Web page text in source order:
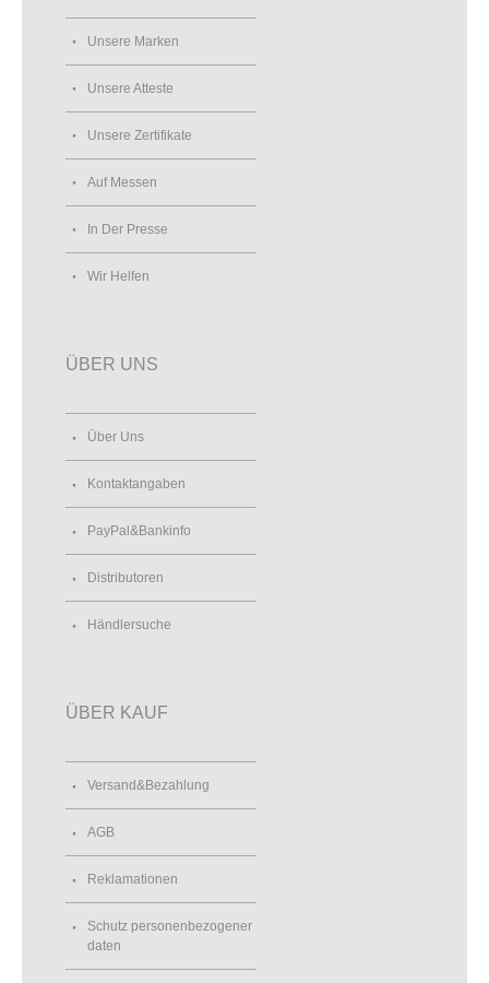
Unsere Marken
Unsere Atteste
Unsere Zertifikate
Auf Messen
In Der Presse
Wir Helfen
ÜBER UNS
Über Uns
Kontaktangaben
PayPal&Bankinfo
Distributoren
Händlersuche
ÜBER KAUF
Versand&Bezahlung
AGB
Reklamationen
Schutz personenbezogener
daten